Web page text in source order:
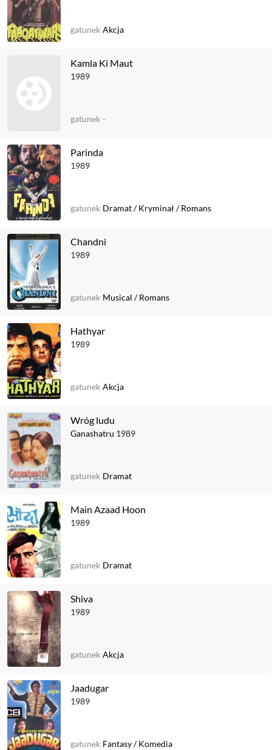
gatunek Akcja
Kamla Ki Maut
1989
gatunek -
Parinda
1989
gatunek Dramat/Kryminał /Romans
Chandni
1989
gatunek Musical /Romans
Hathyar
1989
gatunek Akcja
Wróg ludu
Ganashatru 1989
gatunek Dramat
Main Azaad Hoon
1989
gatunek Dramat
Shiva
1989
gatunek Akcja
Jaadugar
1989
gatunek Fantasy/Komedia